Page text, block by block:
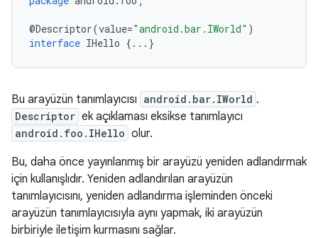
@Descriptor(value="android.bar.IWorld" )
interface IHello { ... }
Bu arayüzün tanımlayıcısı android.bar.IWorld .
Descriptor ek açıklaması eksikse tanımlayıcı
android.foo.IHello olur.
Bu, daha önce yayınlanmış bir arayüzü yeniden adlandırmak
için kullanışlıdır. Yeniden adlandırılan arayüzün
tanımlayıcısını, yeniden adlandırma işleminden önceki
arayüzün tanımlayıcısıyla aynı yapmak, iki arayüzün
birbiriyle iletişim kurmasını sağlar.